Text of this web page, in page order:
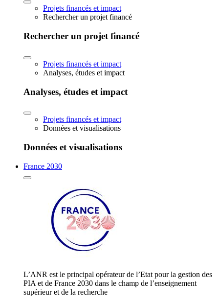
Projets financés et impact
Rechercher un projet financé
Rechercher un projet financé
Projets financés et impact
Analyses, études et impact
Analyses, études et impact
Projets financés et impact
Données et visualisations
Données et visualisations
France 2030
L’ANR est le principal opérateur de l’Etat pour la gestion des
PIA et de France 2030 dans le champ de l’enseignement
supérieur et de la recherche